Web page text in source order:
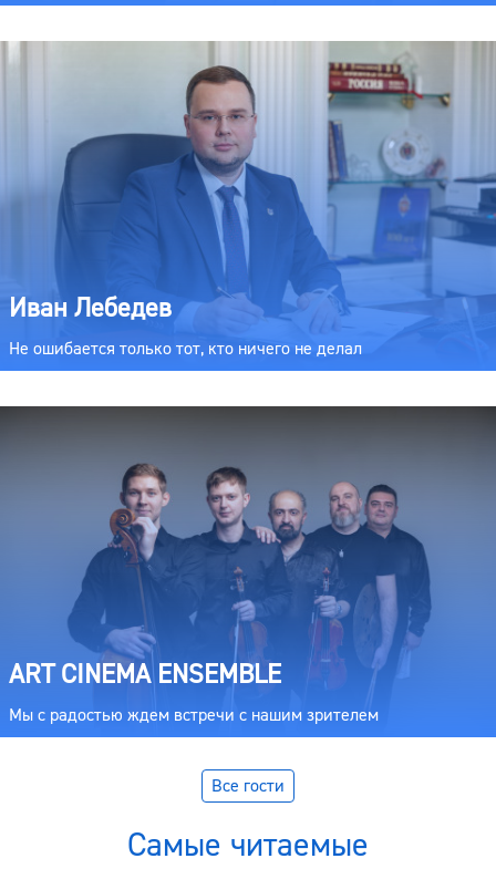
Иван Лебедев
Не ошибается только тот, кто ничего не делал
ART CINEMA ENSEMBLE
Мы с радостью ждем встречи с нашим зрителем
Все гости
Самые читаемые